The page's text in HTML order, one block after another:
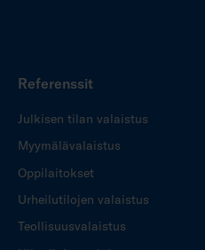
Referenssit
Julkisen tilan valaistus
Myymälävalaistus
Oppilaitokset
Urheilutilojen valaistus
Teollisuusvalaistus